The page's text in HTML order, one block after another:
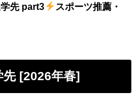
学先 part3
スポーツ推薦・
先 [2026年春]